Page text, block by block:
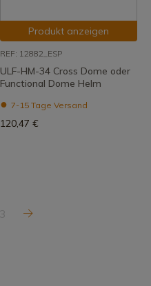
Produkt anzeigen
REF: 12882_ESP
ULF-HM-34 Cross Dome oder
Functional Dome Helm
7-15 Tage Versand
120,47 €
3